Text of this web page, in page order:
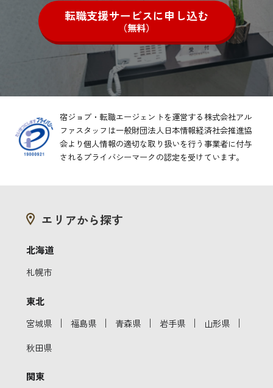
転職支援サービスに申し込む
（無料）
宿ジョブ・転職エージェントを運営する株式会社アル
ファスタッフは一般財団法人日本情報経済社会推進協
会より個人情報の適切な取り扱いを行う事業者に付与
されるプライバシーマークの認定を受けています。
エリアから探す
北海道
札幌市
東北
宮城県 ｜ 福島県 ｜ 青森県 ｜ 岩手県 ｜ 山形県 ｜
秋田県
関東